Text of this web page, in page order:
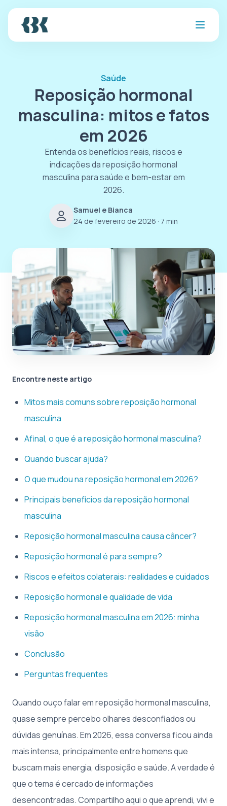
Saúde
Reposição hormonal
masculina: mitos e fatos
em 2026
Entenda os benefícios reais, riscos e
indicações da reposição hormonal
masculina para saúde e bem-estar em
2026.
Samuel e Bianca
24 de fevereiro de 2026 · 7 min
Encontre neste artigo
Mitos mais comuns sobre reposição hormonal
masculina
Afinal, o que é a reposição hormonal masculina?
Quando buscar ajuda?
O que mudou na reposição hormonal em 2026?
Principais benefícios da reposição hormonal
masculina
Reposição hormonal masculina causa câncer?
Reposição hormonal é para sempre?
Riscos e efeitos colaterais: realidades e cuidados
Reposição hormonal e qualidade de vida
Reposição hormonal masculina em 2026: minha
visão
Conclusão
Perguntas frequentes
Quando ouço falar em reposição hormonal masculina,
quase sempre percebo olhares desconfiados ou
dúvidas genuínas. Em 2026, essa conversa ficou ainda
mais intensa, principalmente entre homens que
buscam mais energia, disposição e saúde. A verdade é
que o tema é cercado de informações
desencontradas. Compartilho aqui o que aprendi, vivi e